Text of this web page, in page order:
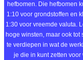
hefbomen. Die hefbomen
1:10 voor grondstoffen en
1:30 voor vreemde valuta.
hoge winsten, maar ook
te verdiepen in wat de
je die in kunt zetten